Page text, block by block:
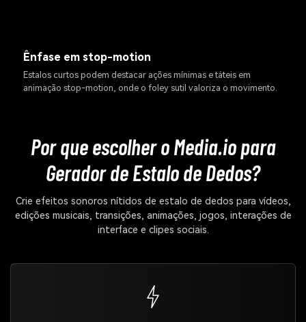
Ênfase em stop-motion
Estalos curtos podem destacar ações mínimas e táteis em
animação stop-motion, onde o foley sutil valoriza o movimento.
Por que escolher o Media.io para
Gerador de Estalo de Dedos?
Crie efeitos sonoros nítidos de estalo de dedos para vídeos,
edições musicais, transições, animações, jogos, interações de
interface e clipes sociais.